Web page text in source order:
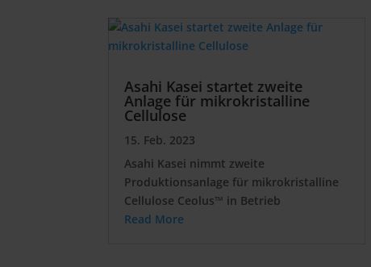
Asahi Kasei startet zweite
Anlage für mikrokristalline
Cellulose
15. Feb. 2023
Asahi Kasei nimmt zweite
Produktionsanlage für mikrokristalline
Cellulose Ceolus™ in Betrieb
Read More